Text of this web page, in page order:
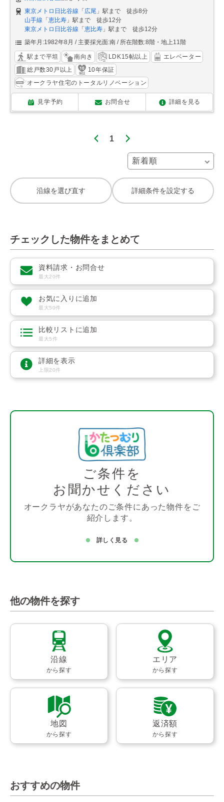
東京メトロ日比谷線 「広尾 」駅まで 徒歩8分
山手線 「恵比寿 」駅まで 徒歩12分
東京メトロ日比谷線 「恵比寿 」駅まで 徒歩12分
築年月:1982年8月
主要採光面:南 所在階数:8階・地上11階
駅まで平坦 南向き LDK15帖以上
エレベーター
総戸数30戸以上
10年保証
オークラヤ住宅のトータルリノベーション
見学予約 お問合せ 詳細を見る
1
沿線を選び直す 詳細条件を設定する
チェックした物件をまとめて
資料請求・お問合せ
最大20件
お気に入りに追加
最大50件
比較リストに追加
最大5件
詳細を表示
上限20件
ご条件を
お聞かせください
オークラヤがあなたのご条件にあった物件をご
紹介します。
詳しく見る
他の物件を探す
沿線
から探す
エリア
から探す
地図
から探す
返済額
から探す
おすすめの物件